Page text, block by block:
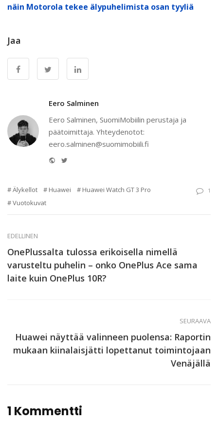
näin Motorola tekee älypuhelimista osan tyyliä
Jaa
Eero Salminen
Eero Salminen, SuomiMobiilin perustaja ja
päätoimittaja. Yhteydenotot:
eero.salminen@suomimobiili.fi
Website
Älykellot Huawei
Huawei Watch GT 3 Pro
Vuotokuvat
1
EDELLINEN
OnePlussalta tulossa erikoisella nimellä
varusteltu puhelin – onko OnePlus Ace sama
laite kuin OnePlus 10R?
SEURAAVA
Huawei näyttää valinneen puolensa: Raportin
mukaan kiinalaisjätti lopettanut toimintojaan
Venäjällä
1 Kommentti